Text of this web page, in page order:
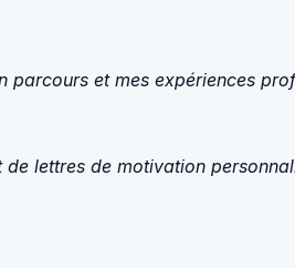
et mes expériences
lettres de motivation